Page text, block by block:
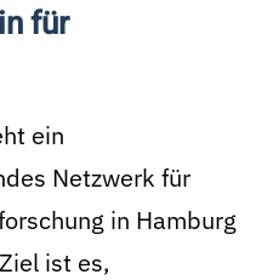
für
ein
Netzwerk für
in Hamburg
ist es,